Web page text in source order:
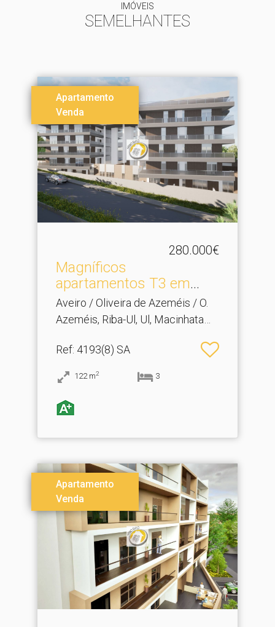
IMÓVEIS
SEMELHANTES
Apartamento
Venda
280.000€
Magníficos
apartamentos T3 em
Oliveira de Aze.​..
Aveiro / Oliveira de Azeméis / O.
Azeméis, Riba-Ul, Ul, Macinhata
Ref: 4193(8) SA
122 m2 3
Apartamento
Venda